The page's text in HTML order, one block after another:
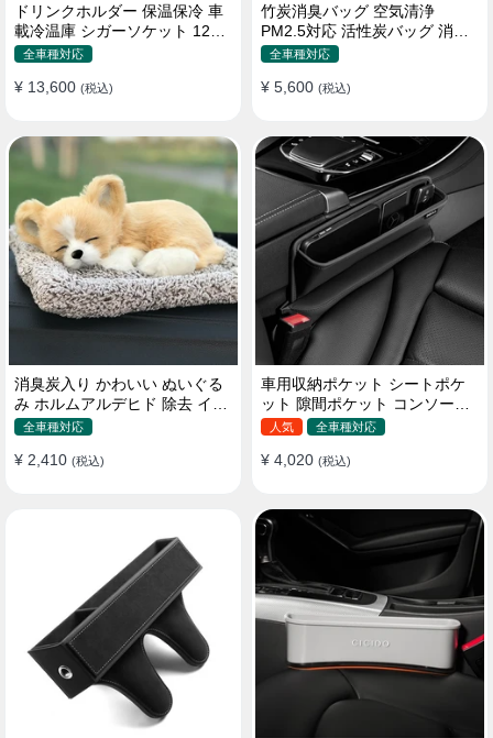
ドリンクホルダー 保温保冷 車
載冷温庫 シガーソケット 12V
車用 車中泊
全車種対応
¥ 13,600 (税込)
竹炭消臭バッグ 空気清浄
PM2.5対応 活性炭バッグ 消臭
車用 デオドラント 繰り返し使
全車種対応
¥ 5,600 (税込)
消臭炭入り かわいい ぬいぐる
み ホルムアルデヒド 除去 イン
テリア 贈り物
全車種対応
¥ 2,410 (税込)
車用収納ポケット シートポケ
ット 隙間ポケット コンソール
ボックス カー用品
人気 全車種対応
¥ 4,020 (税込)